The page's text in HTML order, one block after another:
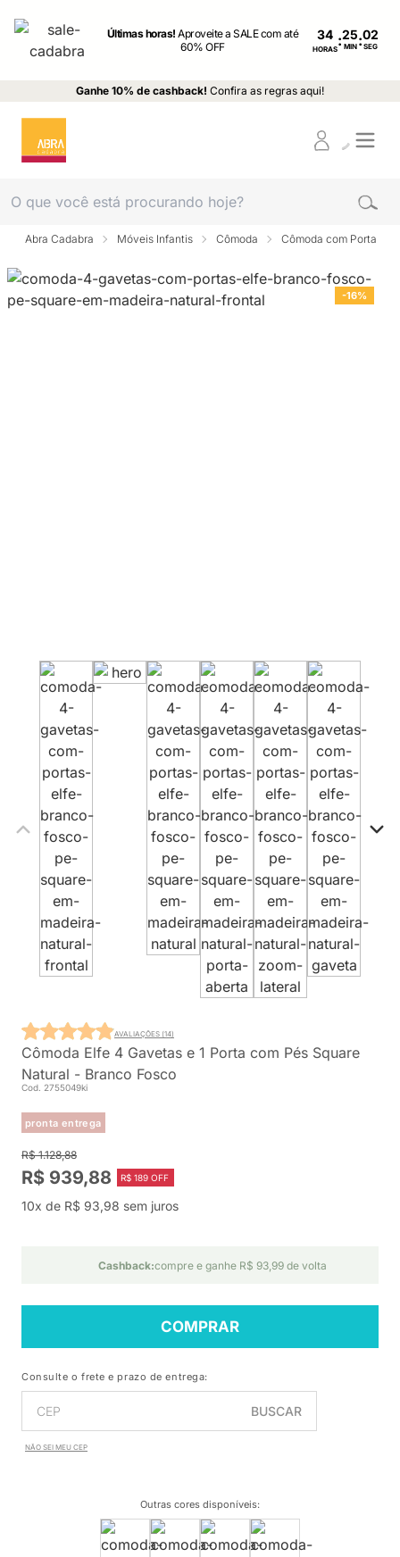
Últimas horas!Aproveite a SALE com até
60% OFF
34
HORAS: MIN : SEG
Ganhe 10% de cashback! Confira as regras aqui!
Abra Cadabra Móveis Infantis Cômoda Cômoda com Porta
-16%
Cômoda Elfe 4 Gavetas e 1 Porta com Pés Square
Natural - Branco Fosco
Cod. 2755049ki
pronta entrega
AVALIAÇÕES (14)
R$ 1.128,88
R$ 939,88 R$ 189 OFF
10x de R$ 93,98 sem juros
Cashback:compre e ganhe R$ 93,99 de volta
COMPRAR
Consulte o frete e prazo de entrega:
BUSCAR
NÃO SEI MEU CEP
Outras cores disponíveis: